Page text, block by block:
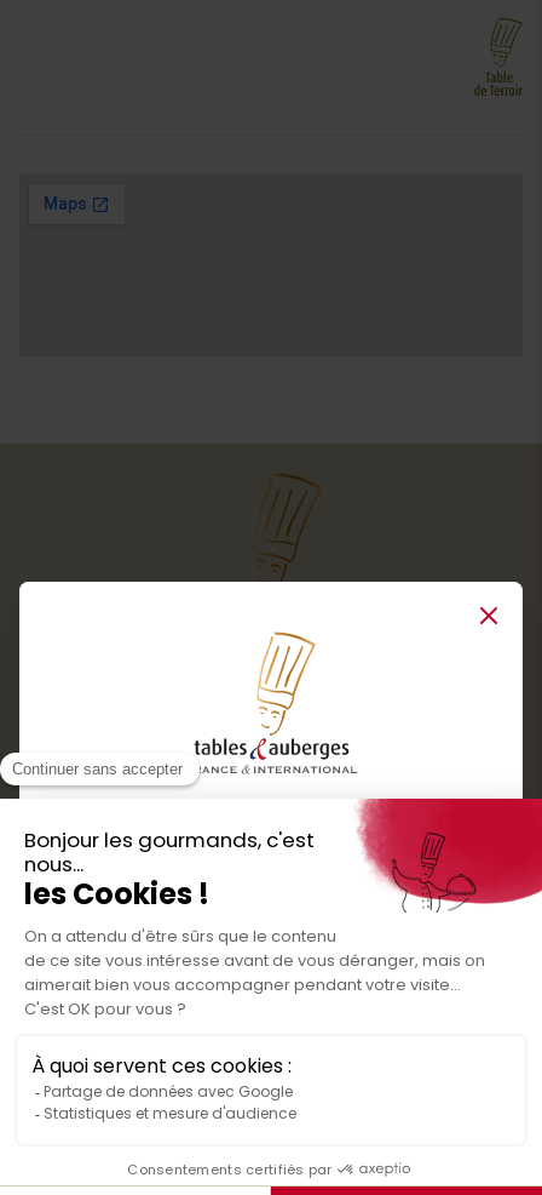
Services
Routes gourmandes
Partenaires
Presse
Créer votre espace personnel
Informations légales
Politique de confidentialité des données
Conditions générales de vente
Médiateur de la consommation
Rejoignez-nous
Close
Téléchargez
l'application gratuite !
Nos bons plans et découvertes
gourmandes à vivre en famille et entre
amis